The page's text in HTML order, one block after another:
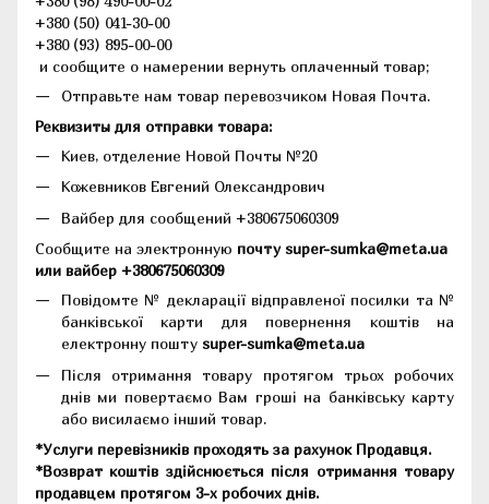
+380 (50) 041-30-00
+380 (93) 895-00-00
и сообщите о намерении вернуть оплаченный товар;
Отправьте нам товар перевозчиком Новая Почта.
Реквизиты для отправки товара:
Киев, отделение Новой Почты №20
Кожевников Евгений Олександрович
Вайбер для сообщений +380675060309
Сообщите на электронную почту super-sumka@meta.ua
или вайбер +380675060309
Повідомте № декларації відправленої посилки та №
банківської карти для повернення коштів на
електронну пошту super-sumka@meta.ua
Після отримання товару протягом трьох робочих
днів ми повертаємо Вам гроші на банківську карту
або висилаємо інший товар.
*Услуги перевізників проходять за рахунок Продавця.
*Возврат коштів здійснюється після отримання товару
продавцем протягом 3-х робочих днів.